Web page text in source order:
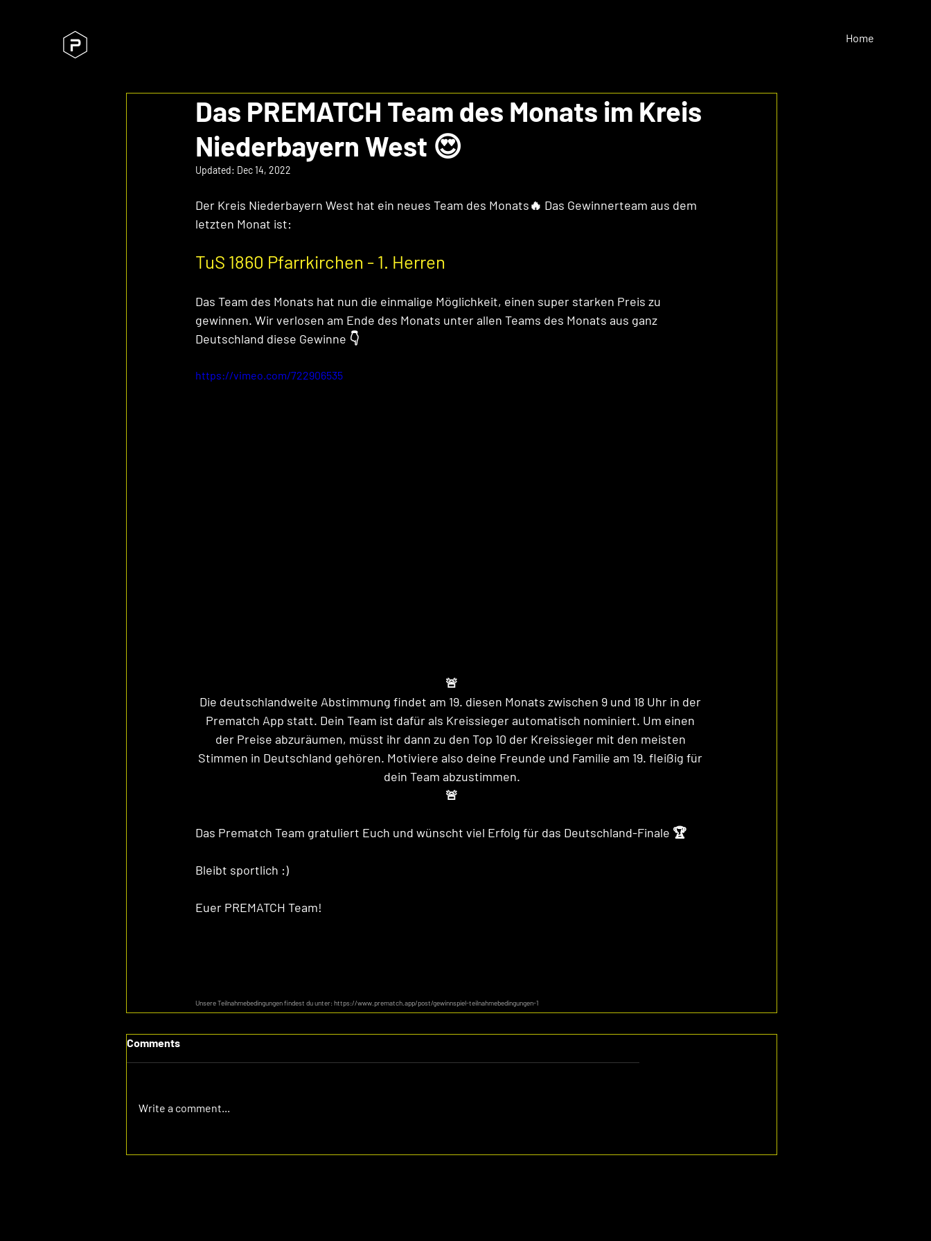
Home
Das PREMATCH Team des Monats im Kreis
Niederbayern West 😍
Updated: Dec 14, 2022
Der Kreis Niederbayern West hat ein neues Team des Monats🔥 Das Gewinnerteam aus dem
letzten Monat ist:
TuS 1860 Pfarrkirchen - 1. Herren
Das Team des Monats hat nun die einmalige Möglichkeit, einen super starken Preis zu
gewinnen. Wir verlosen am Ende des Monats unter allen Teams des Monats aus ganz
Deutschland diese Gewinne 👇
https://vimeo.com/722906535
🚨
Die deutschlandweite Abstimmung findet am 19. diesen Monats zwischen 9 und 18 Uhr in der
Prematch App statt. Dein Team ist dafür als Kreissieger automatisch nominiert. Um einen
der Preise abzuräumen, müsst ihr dann zu den Top 10 der Kreissieger mit den meisten
Stimmen in Deutschland gehören. Motiviere also deine Freunde und Familie am 19. fleißig für
dein Team abzustimmen.
🚨
Das Prematch Team gratuliert Euch und wünscht viel Erfolg für das Deutschland-Finale 🏆
Bleibt sportlich :)
Euer PREMATCH Team!
Unsere Teilnahmebedingungen findest du unter: https://www.prematch.app/post/gewinnspiel-teilnahmebedingungen-1
Comments
Write a comment...